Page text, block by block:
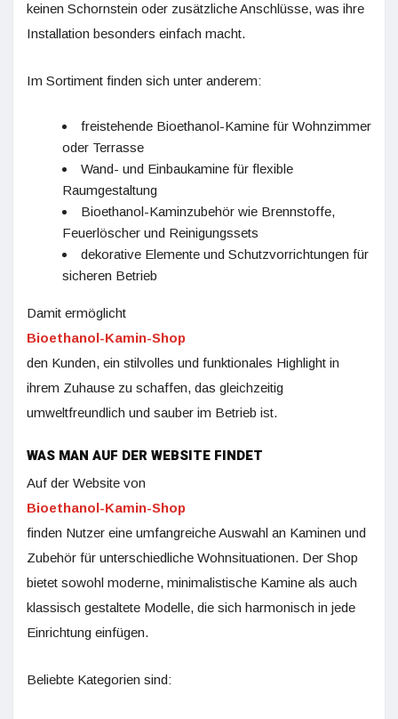
keinen Schornstein oder zusätzliche Anschlüsse, was ihre
Installation besonders einfach macht.
Im Sortiment finden sich unter anderem:
freistehende Bioethanol-Kamine für Wohnzimmer
oder Terrasse
Wand- und Einbaukamine für flexible
Raumgestaltung
Bioethanol-Kaminzubehör wie Brennstoffe,
Feuerlöscher und Reinigungssets
dekorative Elemente und Schutzvorrichtungen für
sicheren Betrieb
Damit ermöglicht
Bioethanol-Kamin-Shop
den Kunden, ein stilvolles und funktionales Highlight in
ihrem Zuhause zu schaffen, das gleichzeitig
umweltfreundlich und sauber im Betrieb ist.
WAS MAN AUF DER WEBSITE FINDET
Auf der Website von
Bioethanol-Kamin-Shop
finden Nutzer eine umfangreiche Auswahl an Kaminen und
Zubehör für unterschiedliche Wohnsituationen. Der Shop
bietet sowohl moderne, minimalistische Kamine als auch
klassisch gestaltete Modelle, die sich harmonisch in jede
Einrichtung einfügen.
Beliebte Kategorien sind: